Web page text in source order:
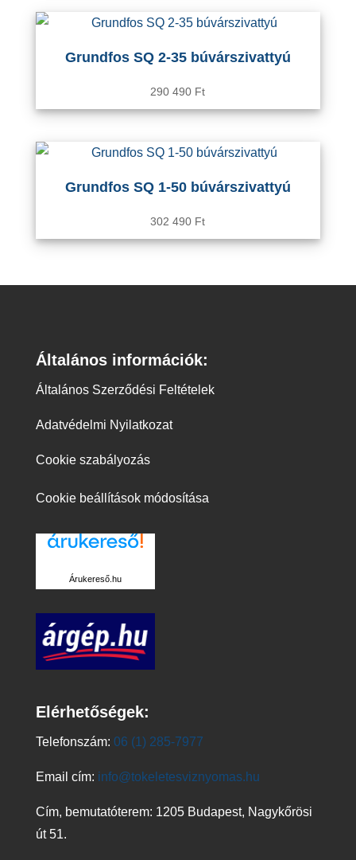
Grundfos SQ 2-35 búvárszivattyú
290 490 Ft
Grundfos SQ 1-50 búvárszivattyú
302 490 Ft
Általános információk:
Általános Szerződési Feltételek
Adatvédelmi Nyilatkozat
Cookie szabályozás
Cookie beállítások módosítása
Árukereső.hu
Elérhetőségek:
Telefonszám: 06 (1) 285-7977
Email cím: info@tokeletesviznyomas.hu
Cím, bemutatóterem: 1205 Budapest, Nagykőrösi
út 51.